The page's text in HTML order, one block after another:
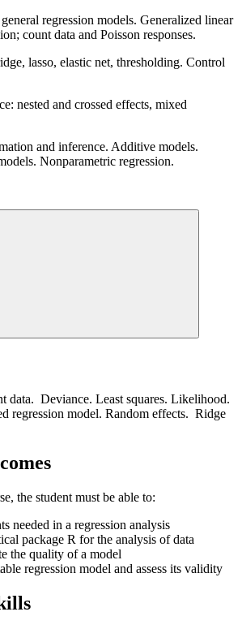
regression models. Generalized linear
count data and Poisson responses.
lasso, elastic net, thresholding. Control
nested and crossed effects, mixed
and inference. Additive models.
Nonparametric regression.
data. Deviance. Least squares. Likelihood.
regression model. Random effects. Ridge
the student must be able to:
needed in a regression analysis
package R for the analysis of data
the quality of a model
regression model and assess its validity